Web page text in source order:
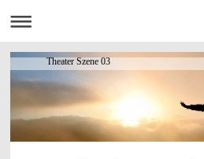
Theater Szene 03